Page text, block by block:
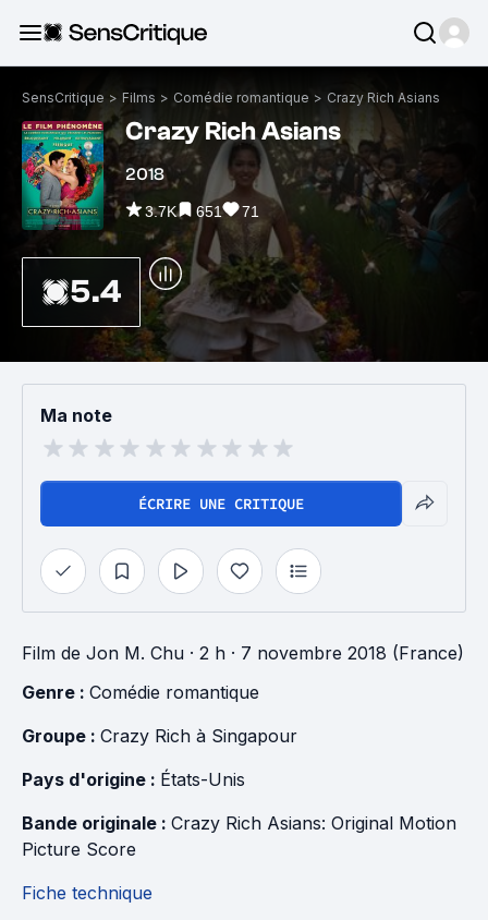
SensCritique > Films > Comédie romantique > Crazy Rich Asians
Crazy Rich Asians
2018
3.7K 651 71
5.4
Ma note
ÉCRIRE UNE CRITIQUE
Film de Jon M. Chu · 2 h · 7 novembre 2018 (France)
Genre : Comédie romantique
Groupe : Crazy Rich à Singapour
Pays d'origine : États-Unis
Bande originale : Crazy Rich Asians: Original Motion
Picture Score
Fiche technique